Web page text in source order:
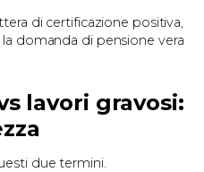
di certificazione positiva,
domanda di pensione vera
lavori gravosi:
due termini.